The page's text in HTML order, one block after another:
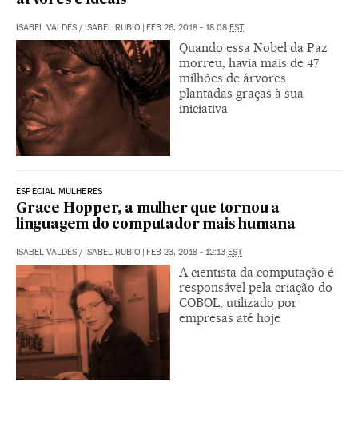
ISABEL VALDÉS / ISABEL RUBIO FEB 26, 2018 - 18:08 EST
Quando essa Nobel da Paz
morreu, havia mais de 47
milhões de árvores
plantadas graças à sua
iniciativa
ESPECIAL MULHERES
Grace Hopper, a mulher que tornou a
linguagem do computador mais humana
ISABEL VALDÉS / ISABEL RUBIO FEB 23, 2018 - 12:13 EST
A cientista da computação é
responsável pela criação do
COBOL, utilizado por
empresas até hoje